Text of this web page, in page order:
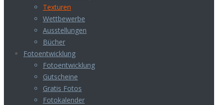
Texturen
Wettbewerbe
Ausstellungen
Bücher
Fotoentwicklung
Fotoentwicklung
Gutscheine
Gratis Fotos
Fotokalender